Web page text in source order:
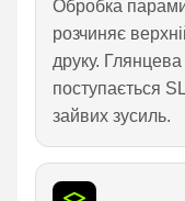
Обробка парами
розчиняє
друку.
поступається
зайвих зусиль.